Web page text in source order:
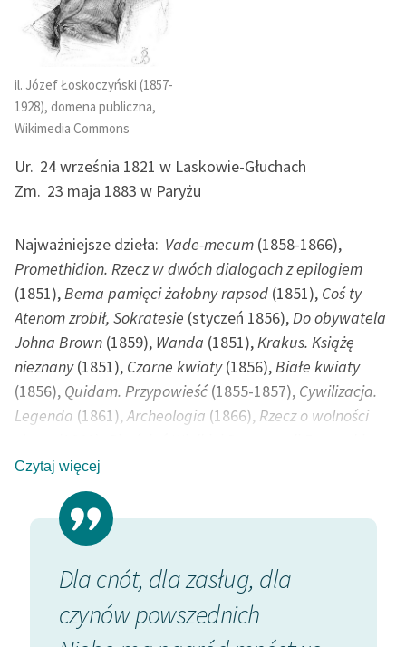
uczennic i uczniów z
niepełnosprawnościami
szkolnych i literatury do
słuchania dla uczennic i
uczniów z
niepełnosprawnościami
Feministyczne inspiracje.
skandynawskiej literatury
feministycznej
Ręce pełne poezji
Kolekcje edukacyjne
twórców przechodzących
do domeny publicznej,
lektur szkolnych oraz
Starego Testamentu
Szkoła Poezji Wolnych
Kontakt
O projekcie
il. Józef Łoskoczyński (1857-
1928), domena publiczna,
Wikimedia Commons
Ur. 24 września 1821 w Laskowie-Głuchach
Zm. 23 maja 1883 w Paryżu
Najważniejsze dzieła: Vade-mecum (1858-1866),
Promethidion. Rzecz w dwóch dialogach z epilogiem
(1851),Bema pamięci żałobny rapsod (1851), Coś ty
Atenom zrobił, Sokratesie (styczeń 1856),Do obywatela
Johna Brown (1859), Wanda (1851),Krakus. Książę
nieznany(1851), Czarne kwiaty(1856),Białe kwiaty
(1856), Quidam. Przypowieść (1855-1857), Cywilizacja.
Legenda (1861),Archeologia (1866), Rzecz o wolności
Durejko(1872),
Polski poeta, prozaik, dramatopisarz, eseista, tworzył
także prace plastyczne. Jego edukacja miała charakter
niesystematyczny, można więc powiedzieć, że we
wszystkich uprawianych dziedzinach sztuki był
samoukiem. Będąc żarliwym miłośnikiem piękna, służył
Czytaj więcej
Dla cnót, dla zasług, dla
czynów powszednich